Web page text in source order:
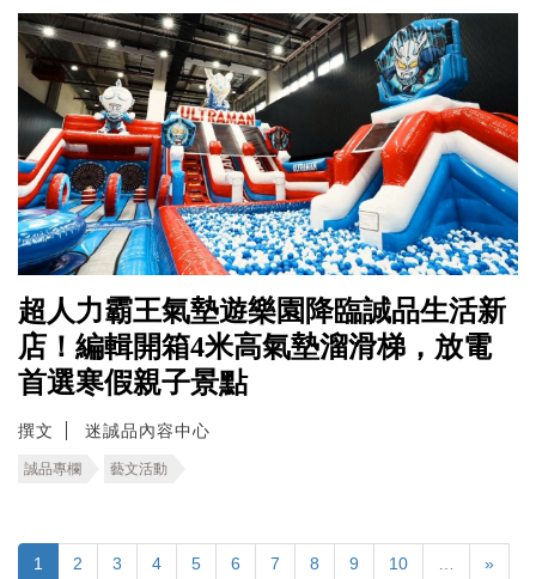
超人力霸王氣墊遊樂園降臨誠品生活新
店！編輯開箱4米高氣墊溜滑梯，放電
首選寒假親子景點
撰文 迷誠品內容中心
誠品專欄 藝文活動
1 2 3 4 5 6 7 8 9 10 »